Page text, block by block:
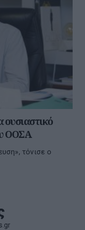
ΟΟΣΑ
τόνισε ο